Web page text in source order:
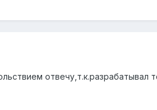
отвечу,т.к.разрабатывал